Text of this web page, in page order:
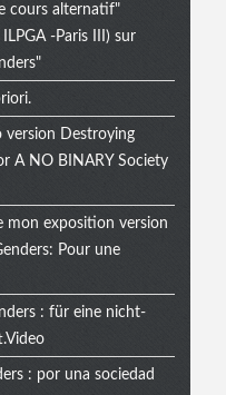
cours alternatif"
-Paris III) sur
Destroying
A NO BINARY Society
mon exposition version
Pour une
: für eine nicht-
: por una sociedad